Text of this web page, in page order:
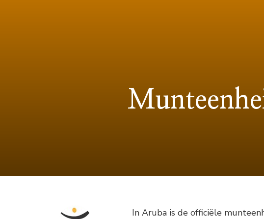
In Aruba is de officiële